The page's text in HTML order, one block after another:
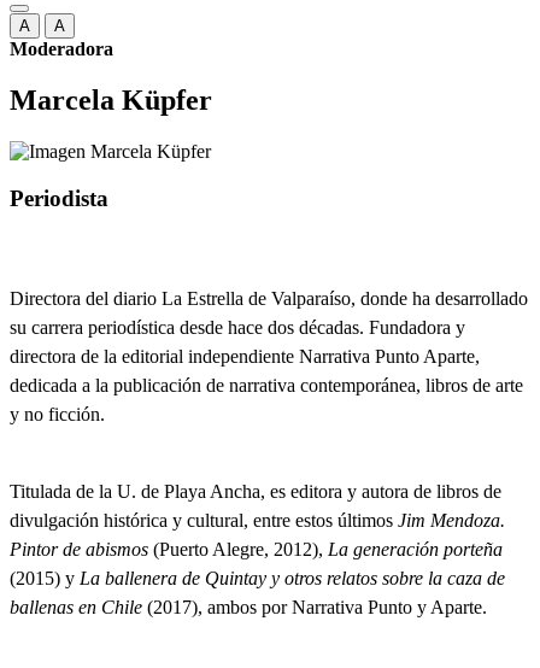
A A
Moderadora
Marcela Küpfer
Periodista
Directora del diario La Estrella de Valparaíso, donde ha desarrollado
su carrera periodística desde hace dos décadas. Fundadora y
directora de la editorial independiente Narrativa Punto Aparte,
dedicada a la publicación de narrativa contemporánea, libros de arte
y no ficción.
Titulada de la U. de Playa Ancha, es editora y autora de libros de
divulgación histórica y cultural, entre estos últimos Jim Mendoza.
Pintor de abismos (Puerto Alegre, 2012), La generación porteña
(2015) y La ballenera de Quintay y otros relatos sobre la caza de
ballenas en Chile (2017), ambos por Narrativa Punto y Aparte.